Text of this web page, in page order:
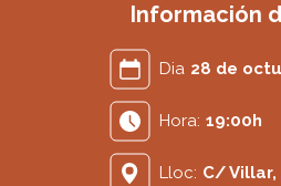
Información
Dia 28 de
Hora: 19:00h
Lloc: C/ Villar,